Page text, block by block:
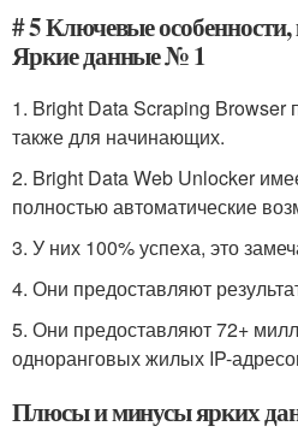
# 5 Ключевые
Яркие данные № 1
1. Bright Data Scraping Browser
также для начинающих.
2. Bright Data Web Unlocker
полностью автоматические
3. У них 100% успеха, это
4. Они предоставляют
5. Они предоставляют 72+
одноранговых жилых IP-
Плюсы и минусы ярких